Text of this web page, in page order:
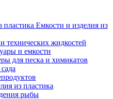
Емкости и изделия из
технических жидкостей
и емкости
для песка и химикатов
из пластика
рыбы